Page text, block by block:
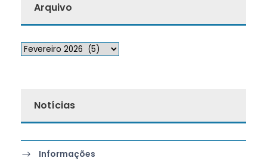
Arquivo
Notícias
Informações